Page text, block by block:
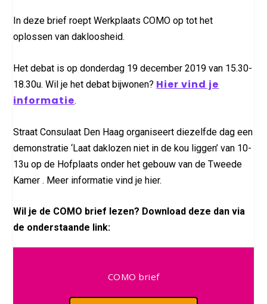
In deze brief roept Werkplaats COMO op tot het
oplossen van dakloosheid.
Het debat is op donderdag 19 december 2019 van 15.30-
18.30u. Wil je het debat bijwonen? Hier vind je
informatie.
Straat Consulaat Den Haag organiseert diezelfde dag een
demonstratie ‘Laat daklozen niet in de kou liggen’ van 10-
13u op de Hofplaats onder het gebouw van de Tweede
Kamer . Meer informatie vind je hier.
Wil je de COMO brief lezen? Download deze dan via
de onderstaande link:
COMO brief